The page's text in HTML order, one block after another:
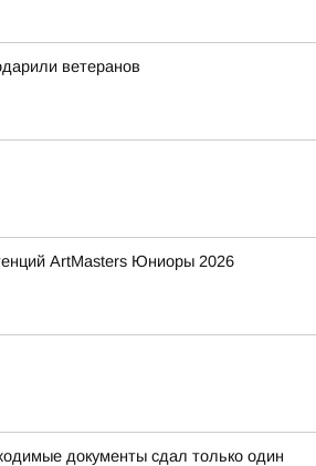
ветеранов
ArtMasters Юниоры 2026
документы сдал только один